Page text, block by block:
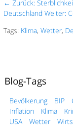
← Zurück:
Deutschland Weiter:
Tags: Klima,Wetter,
Blog-Tags
Bevölkerung BIP
Inflation
Klima
USA
Wetter